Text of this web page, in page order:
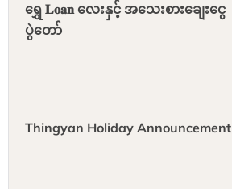
ရွှေ 𝐋𝐨𝐚𝐧 လေးနှင့် အသေးစားချေးငွေ
ပွဲ‌တော်
Thingyan Holiday Announcement